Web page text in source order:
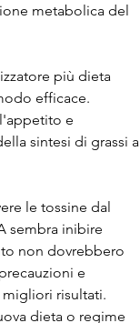
metabolica del
più dieta
efficace.
e
sintesi di grassi a
le tossine dal
sembra inibire
non dovrebbero
e
risultati.
dieta o regime